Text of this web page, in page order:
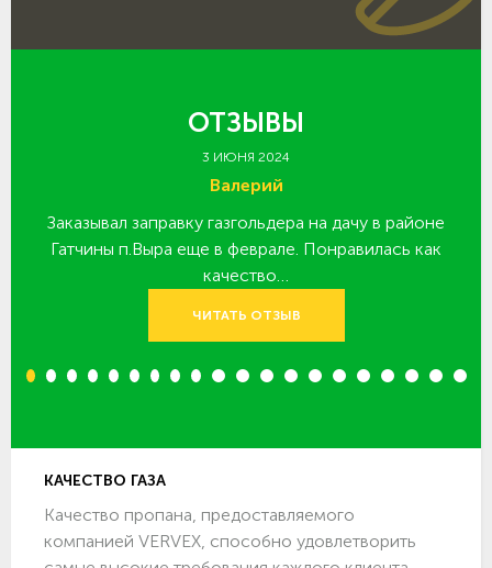
ОТЗЫВЫ
3 ИЮНЯ 2024
Валерий
Заказывал заправку газгольдера на дачу в районе
Гатчины п.Выра еще в феврале. Понравилась как
качество…
ЧИТАТЬ ОТЗЫВ
1 2 3 4 5 6 7 8 9 10 11 12 13 14 15 16 17 18 19 20
КАЧЕСТВО ГАЗА
Качество пропана, предоставляемого
компанией VERVEX, способно удовлетворить